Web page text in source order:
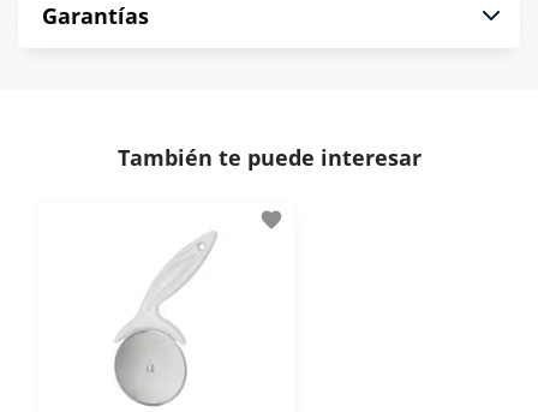
norma de Muebles América.
compra es segura de principio a fin.
- Certificados de seguridad SSL y Encriptación 3D.
disposiciones legales y Códigos de Ética de la
Asociación Mexicana de Internet (AIMX).
- Nos encontramos en la lista de socios Activos de
la Asociación de Internet.MX.
Garantías
También te puede interesar
favorite